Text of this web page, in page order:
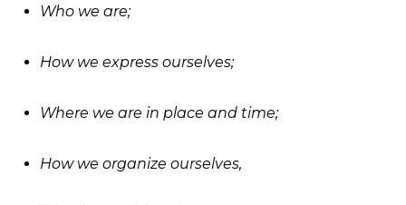
Who we are;
How we express ourselves;
Where we are in place and time;
How we organize ourselves,